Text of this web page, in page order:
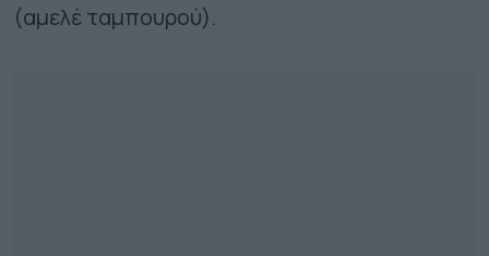
(αμελέ ταμπουρού).